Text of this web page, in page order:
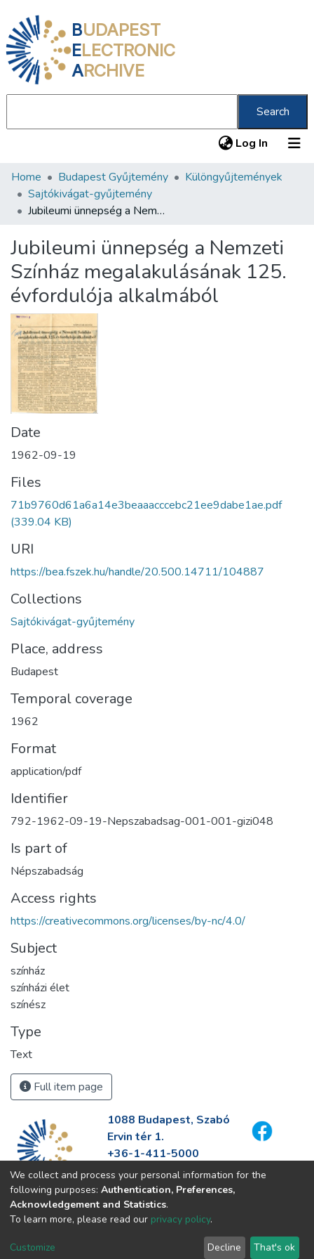
BUDAPEST
ELECTRONIC
ARCHIVE
Search
Log In (current)
Communities & Collections
All of DSpace
About us
Home Budapest Gyűjtemény
Különgyűjtemények
Sajtókivágat-gyűjtemény
Jubileumi ünnepség a Nemzeti Színház megalakulásának 125. évfordulója alkalmából
Jubileumi ünnepség a Nemzeti
Színház megalakulásának 125.
évfordulója alkalmából
Date
1962-09-19
Files
71b9760d61a6a14e3beaaacccebc21ee9dabe1ae.pdf
(339.04 KB)
URI
https://bea.fszek.hu/handle/20.500.14711/104887
Collections
Sajtókivágat-gyűjtemény
Place, address
Budapest
Temporal coverage
1962
Format
application/pdf
Identifier
792-1962-09-19-Nepszabadsag-001-001-gizi048
Is part of
Népszabadság
Access rights
https://creativecommons.org/licenses/by-nc/4.0/
Subject
színház
színházi élet
színész
Type
Text
Full item page
1088 Budapest, Szabó
Ervin tér 1.
+36-1-411-5000
info@fszek.hu
https://fszek.hu
We collect and process your personal information for the
following purposes: Authentication, Preferences,
Acknowledgement and Statistics.
To learn more, please read our privacy policy.
Customize Decline That's ok